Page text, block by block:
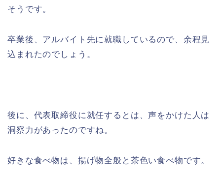
そうです。
卒業後、アルバイト先に就職しているので、余程見
込まれたのでしょう。
後に、代表取締役に就任するとは、声をかけた人は
洞察力があったのですね。
好きな食べ物は、揚げ物全般と茶色い食べ物です。